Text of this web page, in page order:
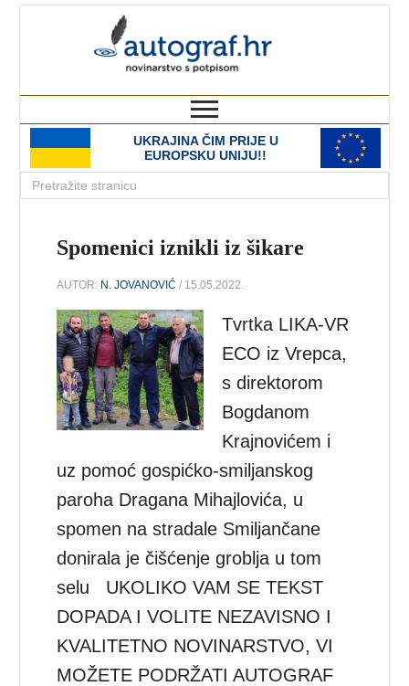
UKRAJINA ČIM PRIJE U
EUROPSKU UNIJU!!
Spomenici iznikli iz šikare
AUTOR: N. JOVANOVIĆ / 15.05.2022.
Tvrtka LIKA-VR
ECO iz Vrepca,
s direktorom
Bogdanom
Krajnovićem i
uz pomoć gospićko-smiljanskog
paroha Dragana Mihajlovića, u
spomen na stradale Smiljančane
donirala je čišćenje groblja u tom
selu UKOLIKO VAM SE TEKST
DOPADA I VOLITE NEZAVISNO I
KVALITETNO NOVINARSTVO, VI
MOŽETE PODRŽATI AUTOGRAF